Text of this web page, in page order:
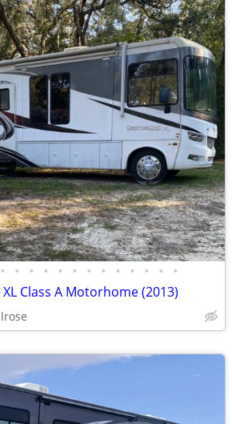
• • • • • • • • • • • • •
Class A Motorhome (2013)